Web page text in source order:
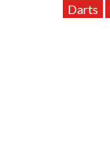
Darts